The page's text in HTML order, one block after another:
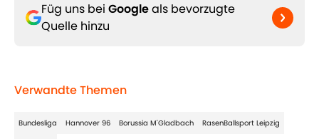
Füg uns bei Googleals bevorzugte
Quelle hinzu
Verwandte Themen
Bundesliga Hannover 96 Borussia M'Gladbach RasenBallsport Leipzig